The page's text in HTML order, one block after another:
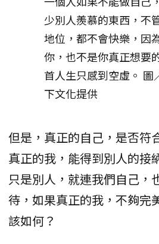
少別人羨慕的東西，不
地位，都不會快樂，因
你，也不是你真正想要
首人生只感到空虛。 圖
下文化提供
但是，真正的自己，是否符
真正的我，能得到別人的接
只是別人，就連我們自己，
待，如果真正的我，不夠完
該如何？